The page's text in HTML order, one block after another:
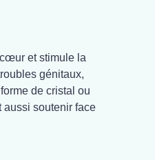
et stimule la
génitaux,
de cristal ou
aussi soutenir face